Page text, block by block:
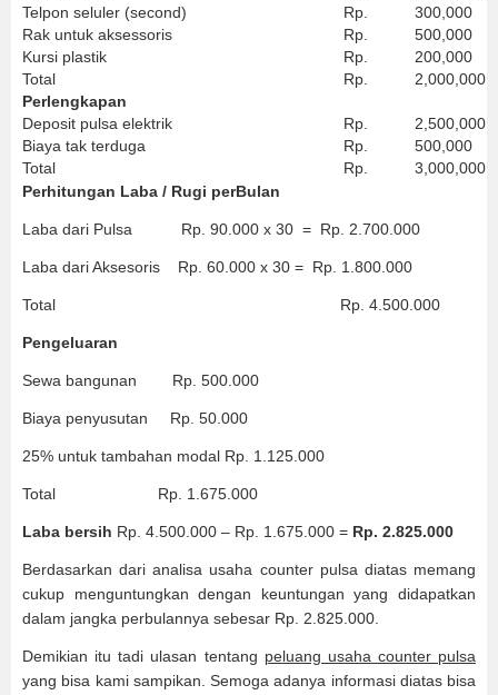
Telpon seluler (second)
Rp.
300,000
Rak untuk aksessoris
Rp.
500,000
Kursi plastik
Rp.
200,000
Total
Rp.
2,000,000
Perlengkapan
Deposit pulsa elektrik
Rp.
2,500,000
Biaya tak terduga
Rp.
500,000
Total
Rp.
3,000,000
Perhitungan Laba / Rugi perBulan
Laba dari Pulsa Rp. 90.000 x 30 = Rp. 2.700.000
Laba dari Aksesoris Rp. 60.000 x 30 = Rp. 1.800.000
Total Rp. 4.500.000
Pengeluaran
Sewa bangunan Rp. 500.000
Biaya penyusutan Rp. 50.000
25% untuk tambahan modal Rp. 1.125.000
Total Rp. 1.675.000
Laba bersih Rp. 4.500.000 – Rp. 1.675.000 = Rp. 2.825.000
Berdasarkan dari analisa usaha counter pulsa diatas memang
cukup menguntungkan dengan keuntungan yang didapatkan
dalam jangka perbulannya sebesar Rp. 2.825.000.
Demikian itu tadi ulasan tentang peluang usaha counter pulsa
yang bisa kami sampikan. Semoga adanya informasi diatas bisa